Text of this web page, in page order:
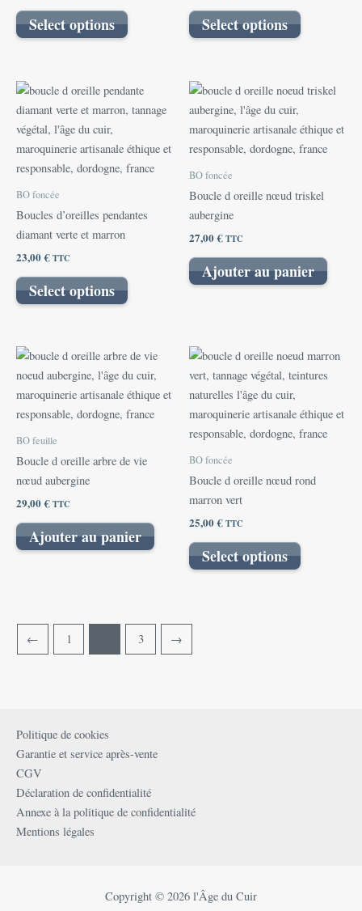
Select options Select options
BO foncée
Boucles d’oreilles pendantes
diamant verte et marron
23,00€TTC
Select options
BO foncée
Boucle d oreille nœud triskel
aubergine
27,00€TTC
Ajouter au panier
BO feuille
Boucle d oreille arbre de vie
nœud aubergine
29,00€TTC
Ajouter au panier
BO foncée
Boucle d oreille nœud rond
marron vert
25,00€TTC
Select options
← 1 3 →
Politique de cookies
Garantie et service après-vente
CGV
Déclaration de confidentialité
Annexe à la politique de confidentialité
Mentions légales
Copyright © 2026 l'Âge du Cuir